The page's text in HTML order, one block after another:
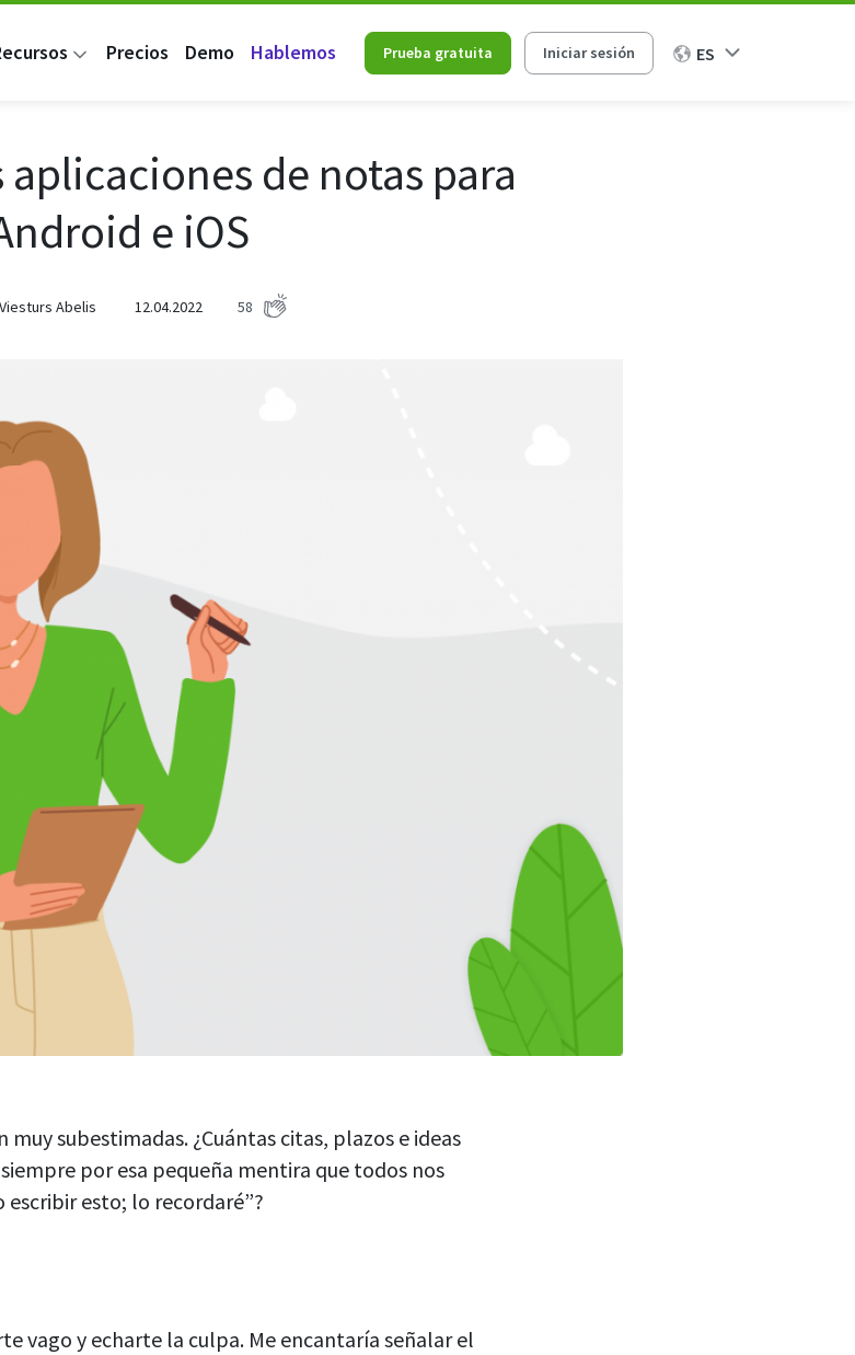
Precios Demo Hablemos Prueba gratuita Iniciar sesión ES
aplicaciones de notas para
e iOS
Viesturs Abelis 12.04.2022 58
muy subestimadas. ¿Cuántas citas, plazos e ideas
por esa pequeña mentira que todos nos
escribir esto; lo recordaré”?
vago y echarte la culpa. Me encantaría señalar el